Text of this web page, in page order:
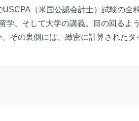
（米国公認会計士）試験の全
学、そして大学の講義。目の回るよ
その裏側には、緻密に計算されたタ